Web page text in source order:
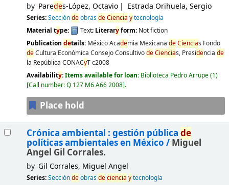
by Paredes-López, Octavio Estrada Orihuela, Sergio
Series:SeccióndeobrasdeCiencia ytecnología
Material type: Text; Literaryform: Not fiction
Publication details: MéxicoAcademia Mexicana deCiencias Fondo
deCultura Económica Consejo ConsultivodeCiencias, Presidencia de
la República CONACyTc2008
Availability:Items available for loan: Biblioteca Pedro Arrupe(1)
Call number:Q 127 M6 A66 2008 .
Place hold
Crónica ambiental : gestión pública de
políticas ambientales en México / Miguel
Angel Gil Corrales.
by Gil Corrales, Miguel Angel
Series:Seccióndeobrasdeciencia ytecnología